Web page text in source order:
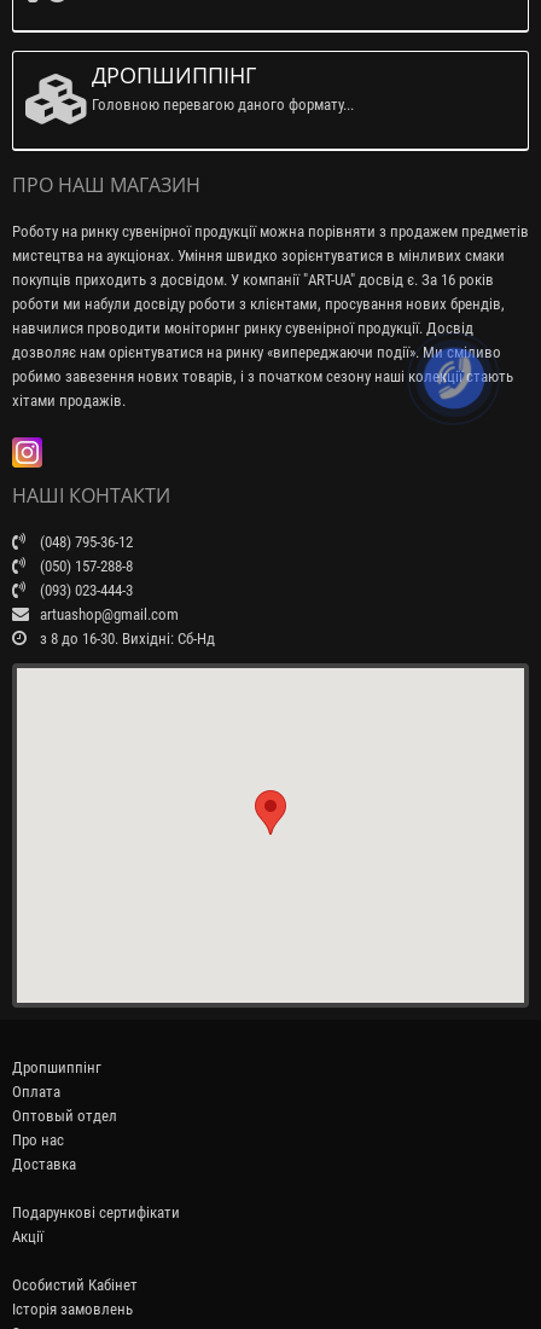
ДРОПШИППІНГ
Головною перевагою даного формату...
ПРО НАШ МАГАЗИН
Роботу на ринку сувенірної продукції можна порівняти з продажем предметів
мистецтва на аукціонах. Уміння швидко зорієнтуватися в мінливих смаки
покупців приходить з досвідом. У компанії "ART-UA" досвід є. За 16 років
роботи ми набули досвіду роботи з клієнтами, просування нових брендів,
навчилися проводити моніторинг ринку сувенірної продукції. Досвід
дозволяє нам орієнтуватися на ринку «випереджаючи події». Ми сміливо
робимо завезення нових товарів, і з початком сезону наші колекції стають
хітами продажів.
НАШІ КОНТАКТИ
(048) 795-36-12
(050) 157-288-8
(093) 023-444-3
artuashop@gmail.com
з 8 до 16-30. Вихідні: Сб-Нд
Дропшиппінг
Оплата
Оптовый отдел
Про нас
Доставка
Подарункові сертифікати
Акції
Особистий Кабінет
Історія замовлень